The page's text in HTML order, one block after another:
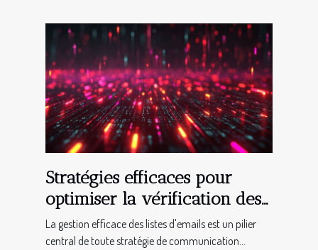
Stratégies efficaces pour
optimiser la vérification des
listes d'emails
La gestion efficace des listes d'emails est un pilier
central de toute stratégie de communication...